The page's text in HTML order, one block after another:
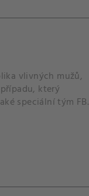
vlivných mužů,
který
speciální tým FBI